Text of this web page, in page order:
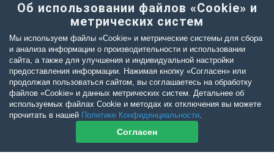
Об использовании файлов «Cookie» и
метрических систем
Мы используем файлы «Cookie» и метрические системы для сбора
и анализа информации о производительности и использовании
сайта, а также для улучшения и индивидуальной настройки
предоставления информации. Нажимая кнопку «Согласен» или
продолжая пользоваться сайтом, вы соглашаетесь на обработку
файлов «Cookie» и данных метрических систем. Детальнее об
используемых файлах Cookie и методах их отключения вы можете
прочитать в нашей Политике Конфиденциальности.
Согласен